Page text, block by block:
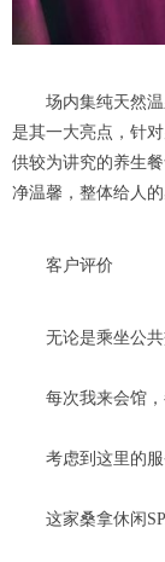
场内集纯天然温
是其一大亮点，针
供较为讲究的养生
净温馨，整体给人
客户评价
无论是乘坐公共
每次我来会馆，
考虑到这里的服
这家桑拿休闲